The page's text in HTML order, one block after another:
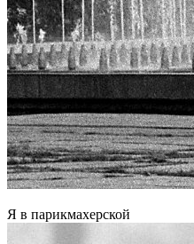
Я в парикмахерской